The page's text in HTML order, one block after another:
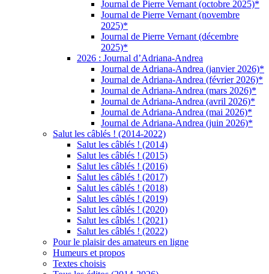
Journal de Pierre Vernant (octobre 2025)*
Journal de Pierre Vernant (novembre
2025)*
Journal de Pierre Vernant (décembre
2025)*
2026 : Journal d’Adriana-Andrea
Journal de Adriana-Andrea (janvier 2026)*
Journal de Adriana-Andrea (février 2026)*
Journal de Adriana-Andrea (mars 2026)*
Journal de Adriana-Andrea (avril 2026)*
Journal de Adriana-Andrea (mai 2026)*
Journal de Adriana-Andrea (juin 2026)*
Salut les câblés ! (2014-2022)
Salut les câblés ! (2014)
Salut les câblés ! (2015)
Salut les câblés ! (2016)
Salut les câblés ! (2017)
Salut les câblés ! (2018)
Salut les câblés ! (2019)
Salut les câblés ! (2020)
Salut les câblés ! (2021)
Salut les câblés ! (2022)
Pour le plaisir des amateurs en ligne
Humeurs et propos
Textes choisis